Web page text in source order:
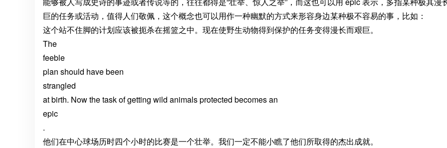
巨的任务或活动，值得人们敬佩，这个概念也可以用作一种幽默的方式来形容身边某种极不容易的事，比如：
这个站不住脚的计划应该被扼杀在摇篮之中。现在使野生动物得到保护的任务变得漫长而艰巨。
The
feeble
plan should have been
strangled
at birth. Now the task of getting wild animals protected becomes an
epic
.
他们在中心球场历时四个小时的比赛是一个壮举。我们一定不能小瞧了他们所取得的杰出成就。